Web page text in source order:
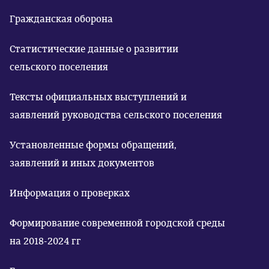
Гражданская оборона
Статистические данные о развитии
сельского поселения
Тексты официальных выступлений и
заявлений руководства сельского поселения
Установленные формы обращений,
заявлений и иных документов
Информация о проверках
Формирование современной городской среды
на 2018-2024 гг